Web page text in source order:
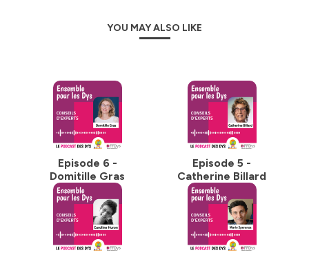
YOU MAY ALSO LIKE
Episode 6 -
Domitille Gras
Episode 5 -
Catherine Billard